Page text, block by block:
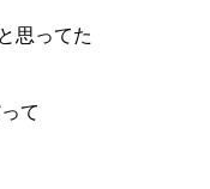
思ってた
て